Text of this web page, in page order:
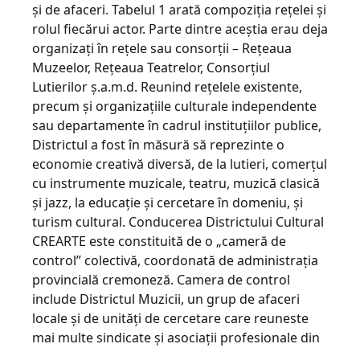
şi de afaceri. Tabelul 1 arată compoziţia reţelei şi
rolul fiecărui actor. Parte dintre aceştia erau deja
organizaţi în reţele sau consorţii – Reţeaua
Muzeelor, Reţeaua Teatrelor, Consorţiul
Lutierilor ş.a.m.d. Reunind reţelele existente,
precum şi organizaţiile culturale independente
sau departamente în cadrul instituţiilor publice,
Districtul a fost în măsură să reprezinte o
economie creativă diversă, de la lutieri, comerţul
cu instrumente muzicale, teatru, muzică clasică
şi jazz, la educaţie şi cerce­tare în domeniu, şi
turism cultural. Conducerea Districtului Cultural
CREARTE este constituită de o „cameră de
control” colectivă, coordonată de administraţia
provincială cremoneză. Camera de control
include Districtul Muzicii, un grup de afaceri
locale şi de unităţi de cercetare care reuneste
mai multe sindicate şi asociaţii profesionale din